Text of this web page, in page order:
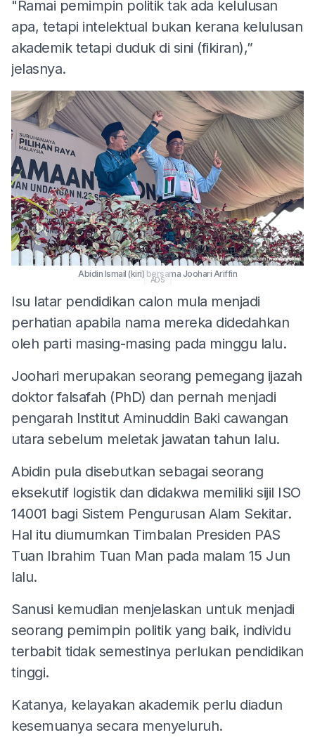
"Ramai pemimpin politik tak ada kelulusan
apa, tetapi intelektual bukan kerana kelulusan
akademik tetapi duduk di sini (fikiran),”
jelasnya.
Abidin Ismail (kiri) bersama Joohari Ariffin
ADS
Isu latar pendidikan calon mula menjadi
perhatian apabila nama mereka didedahkan
oleh parti masing-masing pada minggu lalu.
Joohari merupakan seorang pemegang ijazah
doktor falsafah (PhD) dan pernah menjadi
pengarah Institut Aminuddin Baki cawangan
utara sebelum meletak jawatan tahun lalu.
Abidin pula disebutkan sebagai seorang
eksekutif logistik dan didakwa memiliki sijil ISO
14001 bagi Sistem Pengurusan Alam Sekitar.
Hal itu diumumkan Timbalan Presiden PAS
Tuan Ibrahim Tuan Man pada malam 15 Jun
lalu.
Sanusi kemudian menjelaskan untuk menjadi
seorang pemimpin politik yang baik, individu
terbabit tidak semestinya perlukan pendidikan
tinggi.
Katanya, kelayakan akademik perlu diadun
kesemuanya secara menyeluruh.